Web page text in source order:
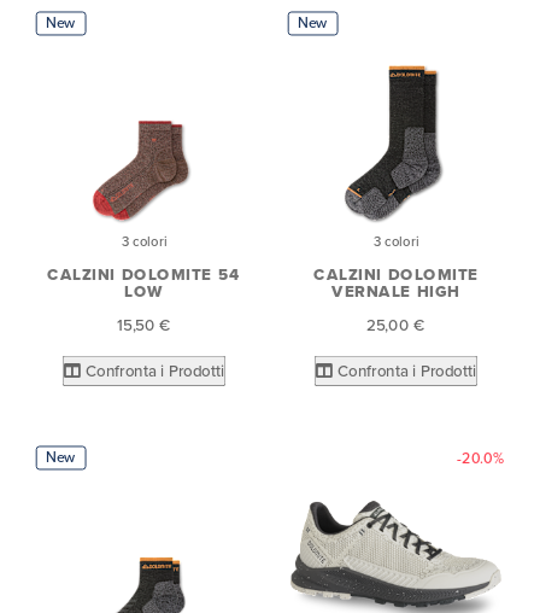
New
3 colori
CALZINI DOLOMITE 54
LOW
15,50 €
Confronta i Prodotti
New
3 colori
CALZINI DOLOMITE
VERNALE HIGH
25,00 €
Confronta i Prodotti
New -20.0%